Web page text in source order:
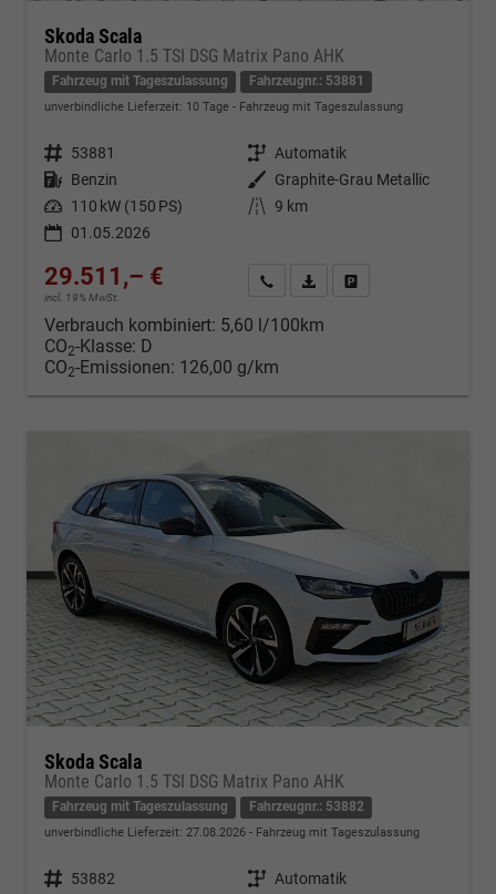
Skoda Scala
Monte Carlo 1.5 TSI DSG Matrix Pano AHK
Fahrzeug mit Tageszulassung Fahrzeugnr.: 53881
unverbindliche Lieferzeit: 10 Tage Fahrzeug mit Tageszulassung
Fahrzeugnr. 53881 Getriebe Automatik
Kraftstoff Benzin Außenfarbe
Graphite-Grau Metallic
Leistung 110 kW (150 PS) Kilometerstand 9 km
01.05.2026
29.511,– €
incl. 19% MwSt.
Kontakt & Angebot anfordern
PDF-Datei, Fahrzeugexposé
Verbrauch kombiniert: 5,60 l/100km
CO2-Klasse: D
CO2-Emissionen: 126,00 g/km
Skoda Scala
Monte Carlo 1.5 TSI DSG Matrix Pano AHK
Fahrzeug mit Tageszulassung Fahrzeugnr.: 53882
unverbindliche Lieferzeit: 27.08.2026 Fahrzeug mit Tageszulassung
Fahrzeugnr. 53882 Getriebe Automatik